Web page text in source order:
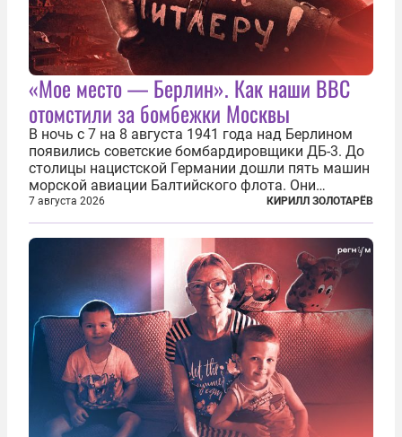
«Мое место — Берлин». Как наши ВВС
отомстили за бомбежки Москвы
В ночь с 7 на 8 августа 1941 года над Берлином
появились советские бомбардировщики ДБ-3. До
столицы нацистской Германии дошли пять машин
морской авиации Балтийского флота. Они
сбросили бомбы на город, который в тот момент
жил в полной уверенности, что война идет где-то
далеко на востоке, Красная...
7 августа 2026 КИРИЛЛ ЗОЛОТАРЁВ